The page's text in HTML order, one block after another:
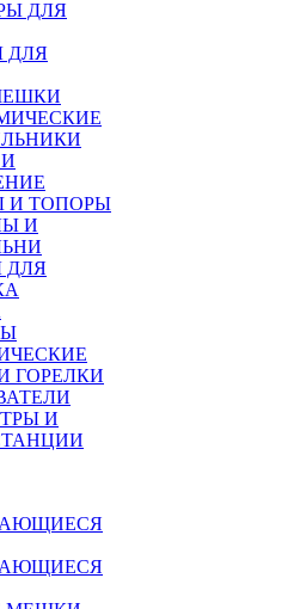
ДЛЯ
И ТОПОРЫ
И
ДЛЯ
ГОРЕЛКИ
И